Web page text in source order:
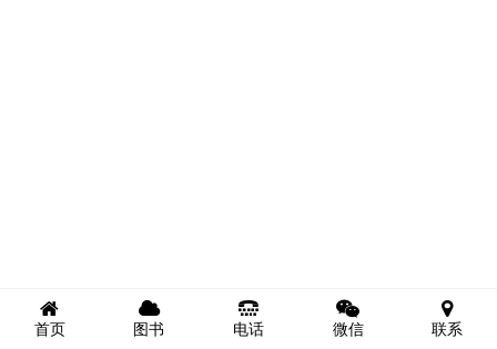
首页 图书 电话 微信 联系